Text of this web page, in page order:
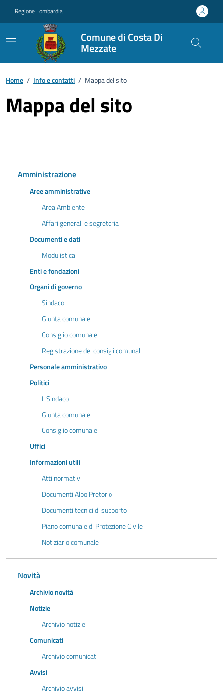
Regione Lombardia
Comune di Costa Di
Mezzate
Home / Info e contatti / Mappa del sito
Mappa del sito
Amministrazione
Aree amministrative
Area Ambiente
Affari generali e segreteria
Documenti e dati
Modulistica
Enti e fondazioni
Organi di governo
Sindaco
Giunta comunale
Consiglio comunale
Registrazione dei consigli comunali
Personale amministrativo
Politici
Il Sindaco
Giunta comunale
Consiglio comunale
Uffici
Informazioni utili
Atti normativi
Documenti Albo Pretorio
Documenti tecnici di supporto
Piano comunale di Protezione Civile
Notiziario comunale
Novità
Archivio novità
Notizie
Archivio notizie
Comunicati
Archivio comunicati
Avvisi
Archivio avvisi